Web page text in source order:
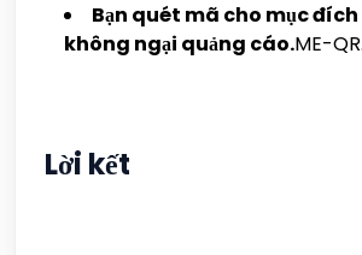
Bạn quét mã cho mục
không ngại quảng cáo.ME-QR.
Lời kết